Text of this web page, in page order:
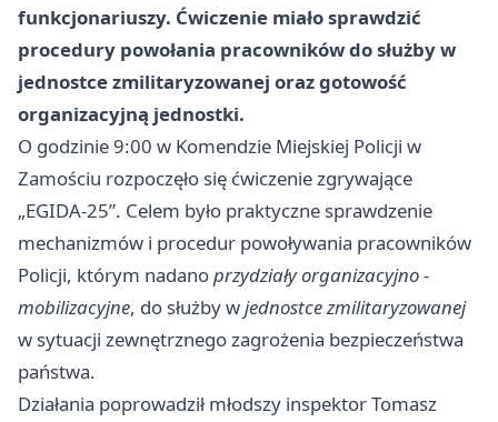
funkcjonariuszy. Ćwiczenie miało sprawdzić
procedury powołania pracowników do służby w
jednostce zmilitaryzowanej oraz gotowość
organizacyjną jednostki.
O godzinie 9:00 w Komendzie Miejskiej Policji w
Zamościu rozpoczęło się ćwiczenie zgrywające
„EGIDA-25”. Celem było praktyczne sprawdzenie
mechanizmów i procedur powoływania pracowników
Policji, którym nadanoprzydziały organizacyjno -
mobilizacyjne, do służby wjednostce zmilitaryzowanej
w sytuacji zewnętrznego zagrożenia bezpieczeństwa
państwa.
Działania poprowadził młodszy inspektor Tomasz